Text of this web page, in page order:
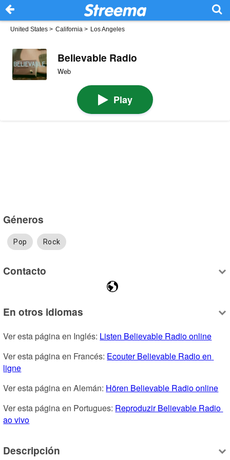
United States > California > Los Angeles
Believable Radio
Web
Play
Géneros
Pop Rock
Contacto
En otros idiomas
Ver esta página en Inglés: Listen Believable Radio online
Ver esta página en Francés: Ecouter Believable Radio en
ligne
Ver esta página en Alemán: Hören Believable Radio online
Ver esta página en Portugues: Reproduzir Believable Radio
ao vivo
Descripción